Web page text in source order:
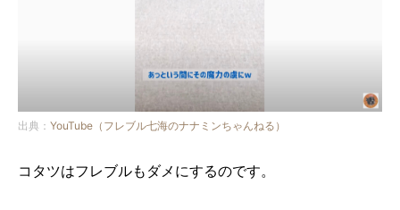
出典： YouTube（フレブル七海のナナミンちゃんねる）
コタツはフレブルもダメにするのです。